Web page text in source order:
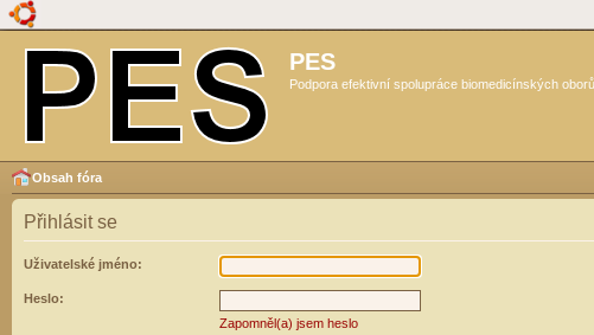
PES
Podpora efektivní spolupráce biomedicínských
Obsah fóra
Přihlásit se
Uživatelské jméno:
Heslo:
Zapomněl(a) jsem heslo